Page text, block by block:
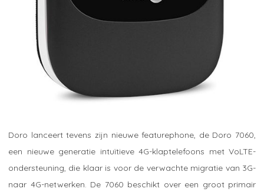
Doro lanceert tevens zijn nieuwe featurephone, de Doro 7060,
een nieuwe generatie intuïtieve 4G-klaptelefoons met VoLTE-
ondersteuning, die klaar is voor de verwachte migratie van 3G-
naar 4G-netwerken. De 7060 beschikt over een groot primair